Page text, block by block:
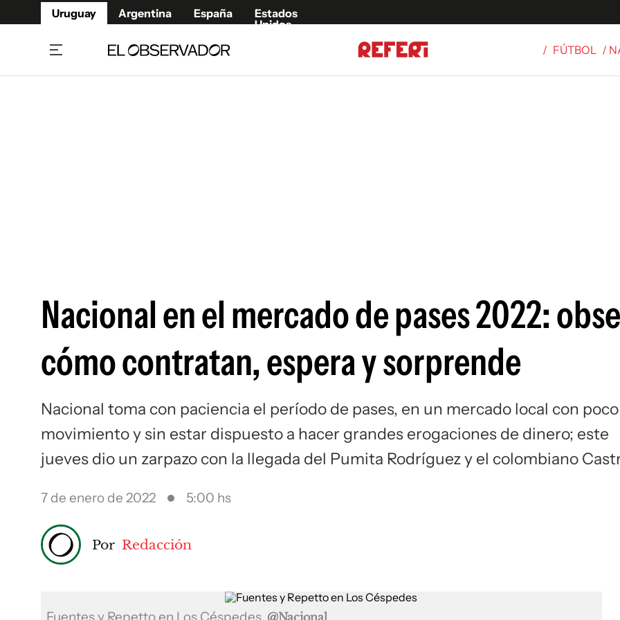
Uruguay Argentina España
Estados
Unidos
/ FÚTBOL /
Nacional en el mercado de pases 2022:
cómo contratan, espera y sorprende
Nacional toma con paciencia el período de pases, en un mercado local con poco
movimiento y sin estar dispuesto a hacer grandes erogaciones de dinero; este
jueves dio un zarpazo con la llegada del Pumita Rodríguez y el colombiano
7 de enero de 2022 5:00 hs
Por Redacción
@Nacional